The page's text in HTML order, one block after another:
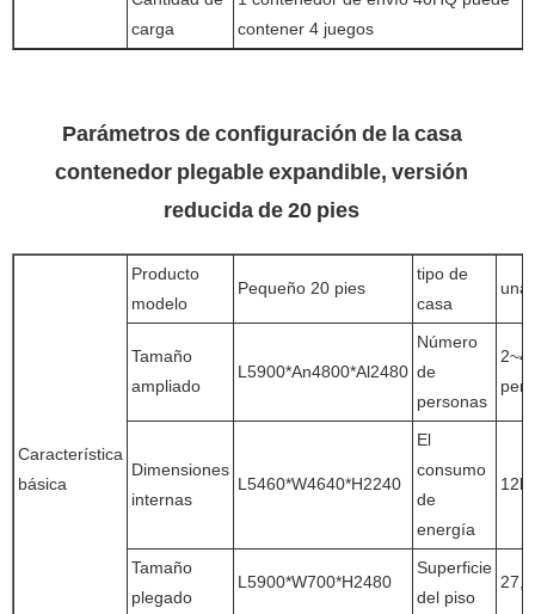
carga
contener 4 juegos
Parámetros de configuración de la casa
contenedor plegable expandible, versión
reducida de 20 pies
Característica
básica
Producto
modelo
Pequeño 20 pies
tipo de
casa
una
Tamaño
ampliado
L5900*An4800*Al2480
Número
de
personas
2~4
Dimensiones
internas
L5460*W4640*H2240
El
consumo
de
energía
Tamaño
plegado
L5900*W700*H2480
Superficie
del piso